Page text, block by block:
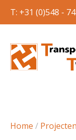
T: +31 (0)548 -
Home / Projecten